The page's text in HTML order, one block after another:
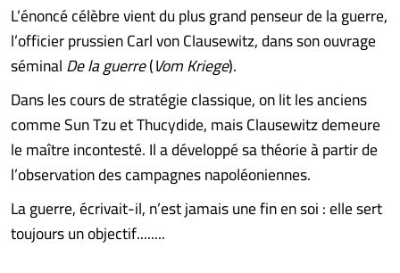
L’énoncé célèbre vient du plus grand penseur de la guerre,
l’officier prussien Carl von Clausewitz, dans son ouvrage
séminalDe la guerre(Vom Kriege).
Dans les cours de stratégie classique, on lit les anciens
comme Sun Tzu et Thucydide, mais Clausewitz demeure
le maître incontesté. Il a développé sa théorie à partir de
l’observation des campagnes napoléoniennes.
La guerre, écrivait-il, n’est jamais une fin en soi : elle sert
toujours un objectif........